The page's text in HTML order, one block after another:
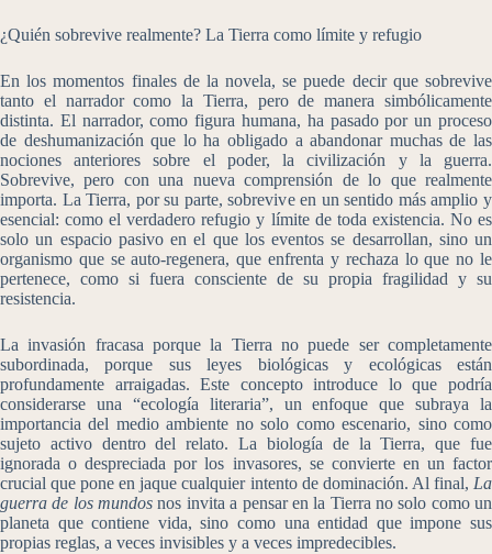
¿Quién sobrevive realmente? La Tierra como límite y refugio
En los momentos finales de la novela, se puede decir que sobrevive
tanto el narrador como la Tierra, pero de manera simbólicamente
distinta. El narrador, como figura humana, ha pasado por un proceso
de deshumanización que lo ha obligado a abandonar muchas de las
nociones anteriores sobre el poder, la civilización y la guerra.
Sobrevive, pero con una nueva comprensión de lo que realmente
importa. La Tierra, por su parte, sobrevive en un sentido más amplio y
esencial: como el verdadero refugio y límite de toda existencia. No es
solo un espacio pasivo en el que los eventos se desarrollan, sino un
organismo que se auto-regenera, que enfrenta y rechaza lo que no le
pertenece, como si fuera consciente de su propia fragilidad y su
resistencia.
La invasión fracasa porque la Tierra no puede ser completamente
subordinada, porque sus leyes biológicas y ecológicas están
profundamente arraigadas. Este concepto introduce lo que podría
considerarse una “ecología literaria”, un enfoque que subraya la
importancia del medio ambiente no solo como escenario, sino como
sujeto activo dentro del relato. La biología de la Tierra, que fue
ignorada o despreciada por los invasores, se convierte en un factor
crucial que pone en jaque cualquier intento de dominación. Al final, La
guerra de los mundos nos invita a pensar en la Tierra no solo como un
planeta que contiene vida, sino como una entidad que impone sus
propias reglas, a veces invisibles y a veces impredecibles.